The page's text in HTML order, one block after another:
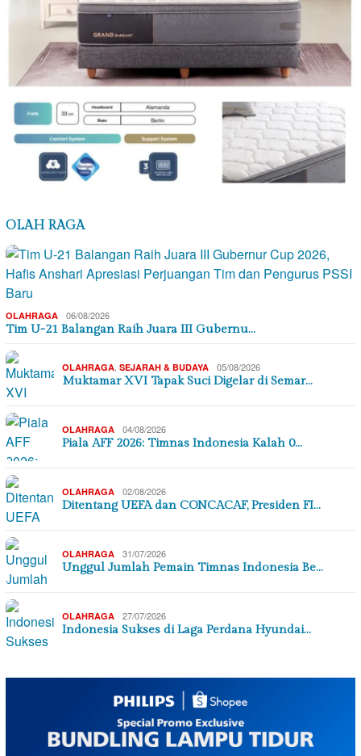
OLAH RAGA
OLAHRAGA 06/08/2026
Tim U-21 Balangan Raih Juara III Gubernu…
OLAHRAGA SEJARAH & BUDAYA 05/08/2026
Muktamar XVI Tapak Suci Digelar di Semar…
OLAHRAGA 04/08/2026
Piala AFF 2026: Timnas Indonesia Kalah 0…
OLAHRAGA 02/08/2026
Ditentang UEFA dan CONCACAF, Presiden FI…
OLAHRAGA 31/07/2026
Unggul Jumlah Pemain Timnas Indonesia Be…
OLAHRAGA 27/07/2026
Indonesia Sukses di Laga Perdana Hyundai…